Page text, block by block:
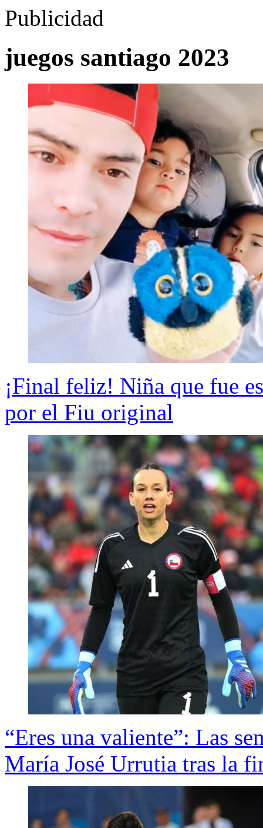
Publicidad
juegos santiago 2023
¡Final feliz! Niña que fue
por el Fiu original
“Eres una valiente”: Las
María José Urrutia tras la